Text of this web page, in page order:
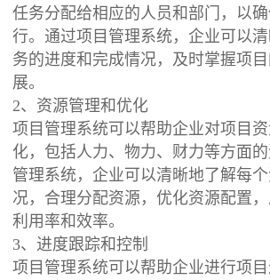
任务分配给相应的人员和部门，以
行。通过项目管理系统，企业可以
务的进度和完成情况，及时掌握项
展。
2、资源管理和优化
项目管理系统可以帮助企业对项目
化，包括人力、物力、财力等方面
管理系统，企业可以清晰地了解每
况，合理分配资源，优化资源配置
利用率和效率。
3、进度跟踪和控制
项目管理系统可以帮助企业进行项